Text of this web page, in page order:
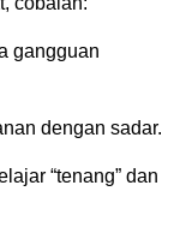
gangguan
dengan sadar.
“tenang” dan